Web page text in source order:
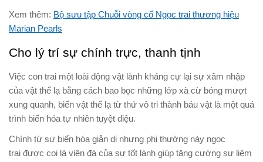
Xem thêm: Bộ sưu tập Chuỗi vòng cổ Ngọc trai thương hiệu
Marian Pearls
Cho lý trí sự chính trực, thanh tịnh
Việc con trai một loài động vật lành kháng cự lại sự xâm nhập
của vật thể lạ bằng cách bao bọc những lớp xà cừ bóng mượt
xung quanh, biến vật thể lạ từ thứ vô tri thành báu vật là một quá
trình biến hóa tự nhiên tuyệt diệu.
Chính từ sự biến hóa giản dị nhưng phi thường này ngọc
trai được coi là viên đá của sự tốt lành giúp tăng cường sự liêm